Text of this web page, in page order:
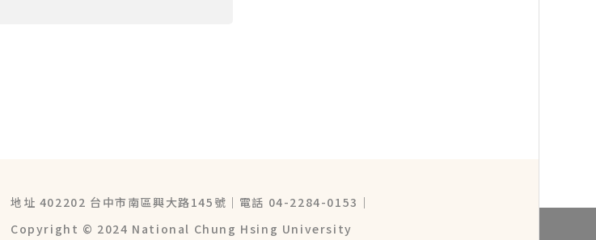
地址 402202 台中市南區興大路145號 ｜ 電話 04-2284-0153 ｜
Copyright © 2024 National Chung Hsing University